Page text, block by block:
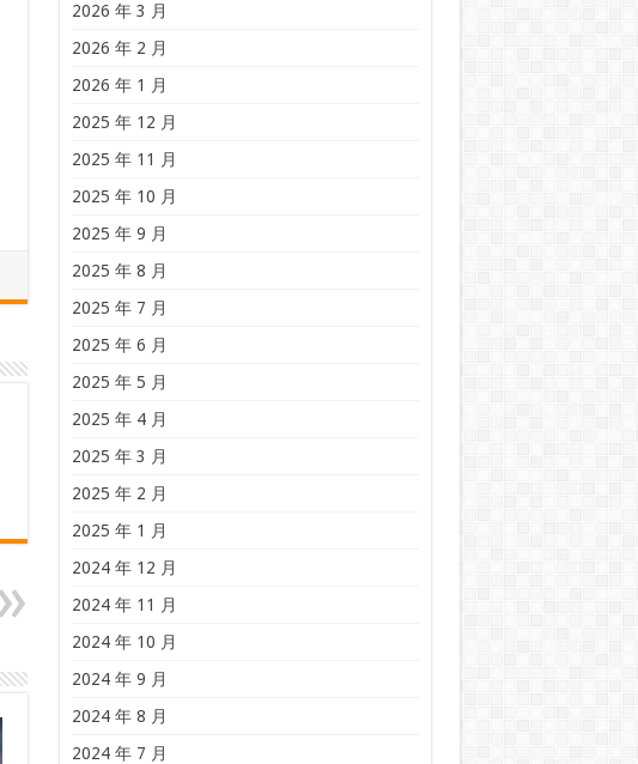
2026 年 3 月
2026 年 2 月
2026 年 1 月
2025 年 12 月
2025 年 11 月
2025 年 10 月
2025 年 9 月
2025 年 8 月
2025 年 7 月
2025 年 6 月
2025 年 5 月
2025 年 4 月
2025 年 3 月
2025 年 2 月
2025 年 1 月
2024 年 12 月
2024 年 11 月
2024 年 10 月
2024 年 9 月
2024 年 8 月
2024 年 7 月